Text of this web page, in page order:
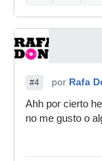
#4 por Rafa
Ahh por cierto
no me gusto o